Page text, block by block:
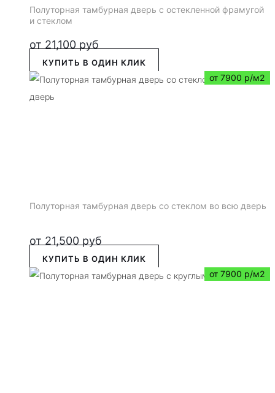
Полуторная тамбурная дверь с остекленной фрамугой
и стеклом
от 21,100 руб
КУПИТЬ В ОДИН КЛИК
от 7900 р/м2
Полуторная тамбурная дверь со стеклом во всю дверь
от 21,500 руб
КУПИТЬ В ОДИН КЛИК
от 7900 р/м2